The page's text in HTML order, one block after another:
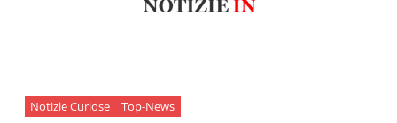
Notizie Curiose Top-News